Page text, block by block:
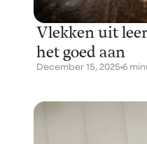
Vlekken uit
het goed aan
December 15, 2025 6